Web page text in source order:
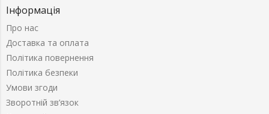
Інформація
Про нас
Доставка та оплата
Політика повернення
Політика безпеки
Умови згоди
Зворотній зв’язок